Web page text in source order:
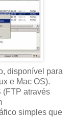
disponível para
e Mac OS).
(FTP através
simples que